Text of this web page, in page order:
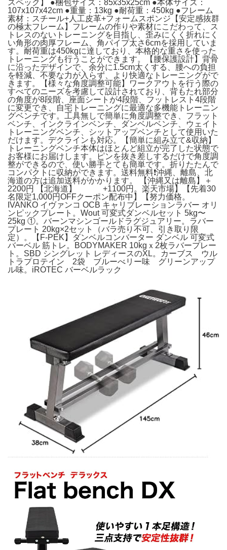
スペック】 ●梱包サイズ：85x35x25cm ●本体サイズ：
107x107x42cm ●重量：13kg ●耐荷重：450kg ●フレーム
素材：スチール+人工皮革+フォームスポンジ【安定感抜群
の極太フレーム】フレームの作りや素材にこだわって、ス
トレスのないトレーニングを目指し、歪みにくく折れにく
い角形の肉厚フレーム、角パイプ太さ6cmを採用していま
す。耐荷重は450kgに達しており、本格的な重さを使った
トレーニングも行うことができます。【腰保護設計】背骨
に沿ったデザインで、余分に1.5cm太くする、腰への負担
を軽減、不要な力が入らず、より快適なトレーニングがで
きます。【様々な角度調整可能】ワークアウトを行う際の
すべてのニーズを考慮して設計されており、背もたれ部分
の角度が8段階、座面シートが4段階、フットレスト4段階
に変更でき、自宅トレーニングに最適な多機能トレーニン
グベンチです。工具無しで簡単に角度調整でき、フラット
ベンチ、インクラインベンチ、ダンベルベンチ、ウェイト
トレーニングベンチ、シットアップベンチとして使用いた
だけます。デクラインも対応。【簡単に組み立て&収納】
トレーニングベンチ本体はほとんど組立が完了した状態で
お客様にお届けします。ピンを抜き差しするだけで角度調
整ができるので、使い勝手とても簡単です。折りたたんで
コンパクトに収納ができます。送料無料❗️沖縄、離島、北
海道の方は追加送料がかかります。 【沖縄又は離島】＋
2200円 【北海道】 +1100円。楽天市場】【先着30
名限定1,000円OFFクーポン配布中】【努力価格。
IVANKO イヴァンコ OCB キャリブレーションラバー オリ
ンピックプレート。Wout 可変式ダンベルセット 5kg〜
25kg ①。バーンマシンゴールドラグジュアリー。ラバー
プレート 20kg×2セット（バラ売り不可、引き取り限
定）。【F-PEK】ダンベルコンバーター ダンベル 可変式
バーベル 筋トレ。BODYMAKER 10kgｘ2枚ラバープレー
ト。SBD シングレット レディースのXL。カーブス ウル
トラプロテイン 2袋 ブルーべリー味 グリーンアップ
ル味。iROTEC バーベルラック